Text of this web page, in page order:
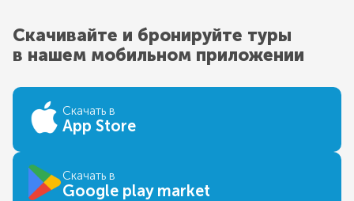
Скачивайте и бронируйте туры
в нашем мобильном приложении
Скачать в
App Store
Скачать в
Google play market